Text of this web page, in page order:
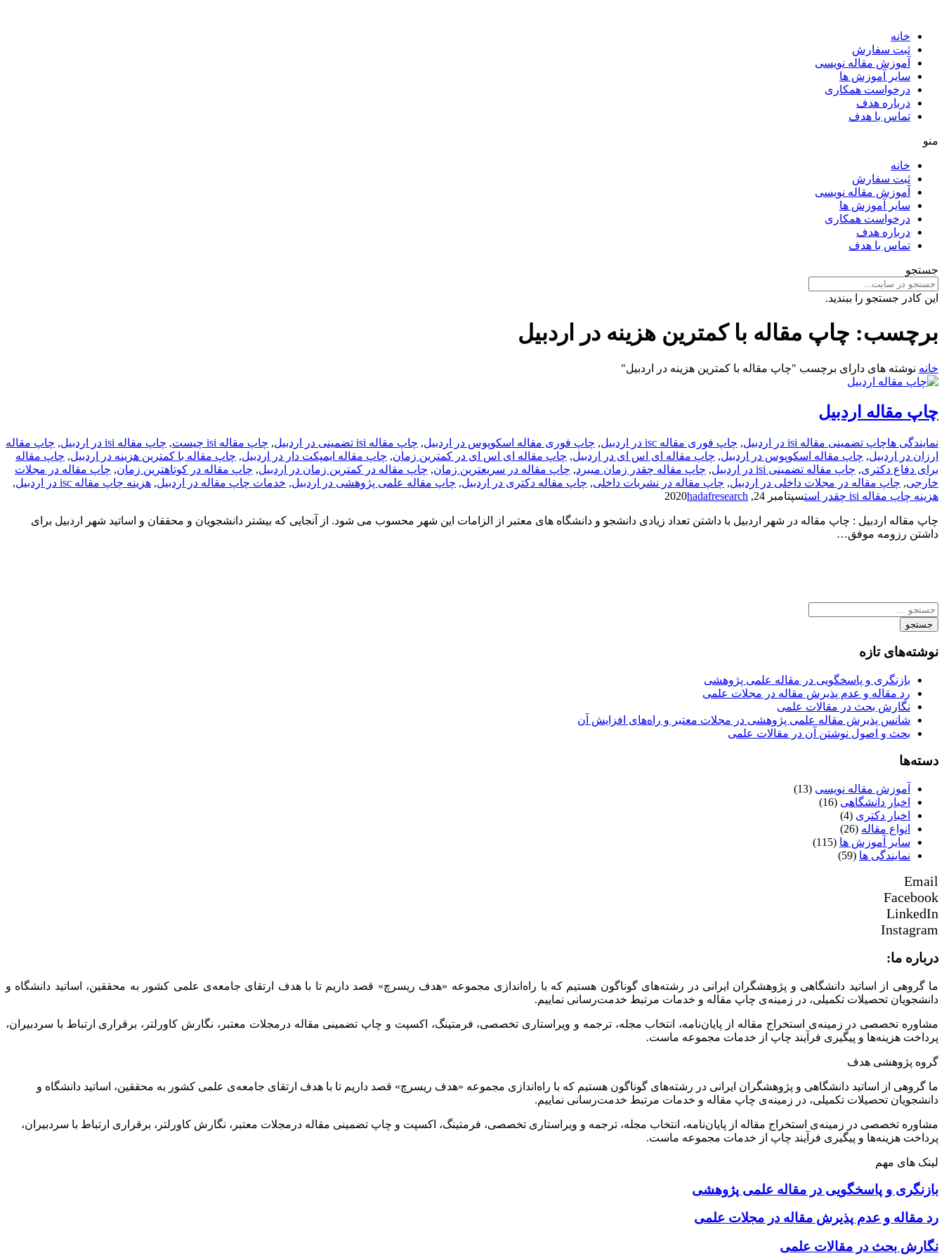
خانه
ثبت سفارش
آموزش مقاله نویسی
سایر آموزش ها
درخواست همکاری
درباره هدف
تماس با هدف
منو
خانه
ثبت سفارش
آموزش مقاله نویسی
سایر آموزش ها
درخواست همکاری
درباره هدف
تماس با هدف
جستجو
این کادر جستجو را ببندید.
برچسب: چاپ مقاله با کمترین هزینه در اردبیل
خانه نوشته های دارای برچسب "چاپ مقاله با کمترین هزینه در اردبیل"
چاپ مقاله اردبیل
نمایندگی هاچاپ تضمینی مقاله isi در اردبیل , چاپ فوری مقاله isc در اردبیل , چاپ فوری مقاله اسکوپوس در اردبیل, چاپ مقاله isi تضمینی در اردبیل , چاپ مقاله isi چیست , چاپ مقاله isi در اردبیل , چاپ مقاله
ارزان در اردبیل, چاپ مقاله اسکوپوس در اردبیل, چاپ مقاله ای اس ای در اردبیل, چاپ مقاله ای اس ای در کمترین زمان, چاپ مقاله ایمپکت دار در اردبیل, چاپ مقاله با کمترین هزینه در اردبیل, چاپ مقاله
برای دفاع دکتری, چاپ مقاله تضمینی isi در اردبیل , چاپ مقاله چقدر زمان میبرد, چاپ مقاله در سریعترین زمان, چاپ مقاله در کمترین زمان در اردبیل, چاپ مقاله در کوتاهترین زمان, چاپ مقاله در مجلات
خارجی, چاپ مقاله در مجلات داخلی در اردبیل, چاپ مقاله در نشریات داخلی, چاپ مقاله دکتری در اردبیل, چاپ مقاله علمی پژوهشی در اردبیل, خدمات چاپ مقاله در اردبیل, هزینه چاپ مقاله isc در اردبیل
,
هزینه چاپ مقاله isi چقدر است
سپتامبر 24, 2020 hadafresearch
چاپ مقاله اردبیل : چاپ مقاله در شهر اردبیل با داشتن تعداد زیادی دانشجو و دانشگاه های معتبر از الزامات این شهر محسوب می شود. از آنجایی که بیشتر دانشجویان و محققان و اساتید شهر اردبیل برای
داشتن رزومه موفق…
جستجو
نوشته‌های تازه
بازنگری و پاسخگویی در مقاله علمی پژوهشی
رد مقاله و عدم پذیرش مقاله در مجلات علمی
نگارش بحث در مقالات علمی
شانس پذیرش مقاله علمی پژوهشی در مجلات معتبر و راه‌های افزایش آن
بحث و اصول نوشتن آن در مقالات علمی
دسته‌ها
آموزش مقاله نویسی (13)
اخبار دانشگاهی (16)
اخبار دکتری (4)
انواع مقاله (26)
سایر آموزش ها (115)
نمایندگی ها (59)
Email
Facebook
LinkedIn
Instagram
درباره ما:
ما گروهی از اساتید دانشگاهی و پژوهشگران ایرانی در رشته‌های گوناگون هستیم که با راه‌اندازی مجموعه «هدف ریسرچ» قصد داریم تا با هدف ارتقای جامعه‌ی علمی کشور به محققین، اساتید دانشگاه و
دانشجویان تحصیلات تکمیلی، در زمینه‌ی چاپ مقاله و خدمات مرتبط خدمت‌رسانی نماییم.
مشاوره تخصصی در زمینه‌ی استخراج مقاله از پایان‌نامه، انتخاب مجله، ترجمه و ویراستاری تخصصی، فرمتینگ، اکسپت و چاپ تضمینی مقاله درمجلات معتبر، نگارش کاورلتر، برقراری ارتباط با سردبیران،
پرداخت هزینه‌ها و پیگیری فرآیند چاپ از خدمات مجموعه ماست.
گروه پژوهشی هدف
ما گروهی از اساتید دانشگاهی و پژوهشگران ایرانی در رشته‌های گوناگون هستیم که با راه‌اندازی مجموعه «هدف ریسرچ» قصد داریم تا با هدف ارتقای جامعه‌ی علمی کشور به محققین، اساتید دانشگاه و
دانشجویان تحصیلات تکمیلی، در زمینه‌ی چاپ مقاله و خدمات مرتبط خدمت‌رسانی نماییم.
مشاوره تخصصی در زمینه‌ی استخراج مقاله از پایان‌نامه، انتخاب مجله، ترجمه و ویراستاری تخصصی، فرمتینگ، اکسپت و چاپ تضمینی مقاله درمجلات معتبر، نگارش کاورلتر، برقراری ارتباط با سردبیران،
پرداخت هزینه‌ها و پیگیری فرآیند چاپ از خدمات مجموعه ماست.
لینک های مهم
بازنگری و پاسخگویی در مقاله علمی پژوهشی
رد مقاله و عدم پذیرش مقاله در مجلات علمی
نگارش بحث در مقالات علمی